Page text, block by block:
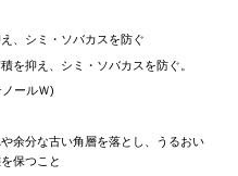
、シミ・ソバカスを防ぐ
を抑え、シミ・ソバカスを防ぐ。
ールＷ)
余分な古い角層を落とし、うるおい
保つこと